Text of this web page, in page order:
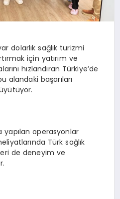
dolarlık sağlık turizmi
için yatırım ve
hızlandıran Türkiye’de
alandaki başarıları
yapılan operasyonlar
Türk sağlık
de deneyim ve